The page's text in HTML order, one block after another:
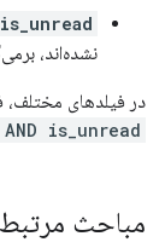
is_unread
نشده‌اند،
در فیلدهای مختلف،
is_unread()
مباحث مرتبط